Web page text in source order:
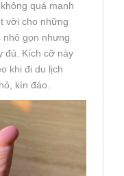
quá mạnh
vời cho những
gọn nhưng
đủ. Kích cỡ này
khi đi du lịch
kín đáo.